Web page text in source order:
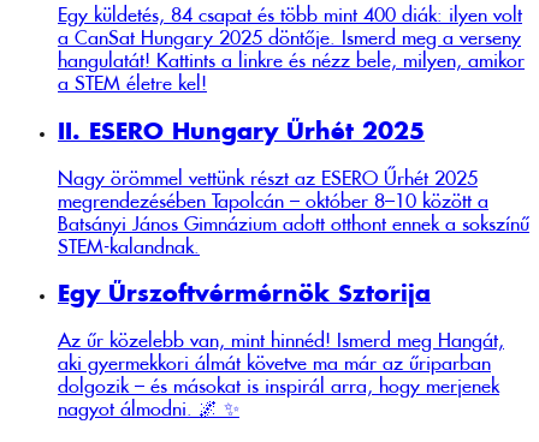
Egy küldetés, 84 csapat és több mint 400 diák: ilyen volt
a CanSat Hungary 2025 döntője. Ismerd meg a verseny
hangulatát! Kattints a linkre és nézz bele, milyen, amikor
a STEM életre kel!
II. ESERO Hungary Űrhét 2025
Nagy örömmel vettünk részt az ESERO Űrhét 2025
megrendezésében Tapolcán – október 8–10 között a
Batsányi János Gimnázium adott otthont ennek a sokszínű
STEM-kalandnak.
Egy Űrszoftvérmérnök Sztorija
Az űr közelebb van, mint hinnéd! Ismerd meg Hangát,
aki gyermekkori álmát követve ma már az űriparban
dolgozik – és másokat is inspirál arra, hogy merjenek
nagyot álmodni. 🌌 ✨